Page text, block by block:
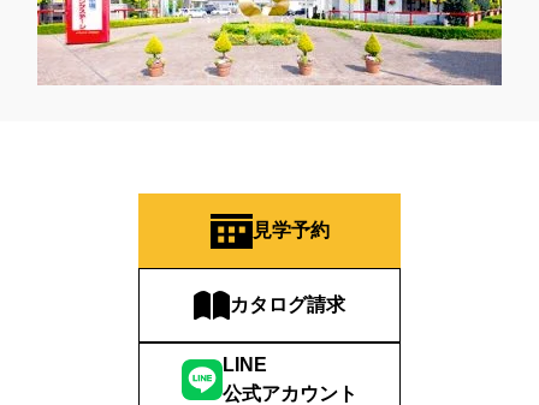
見学予約
カタログ請求
LINE
公式アカウント